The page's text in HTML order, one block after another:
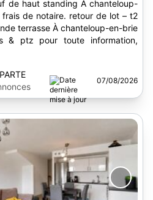
de haut standing À chanteloup-
de notaire. retour de lot – t2
terrasse À chanteloup-en-brie
information,
07/08/2026